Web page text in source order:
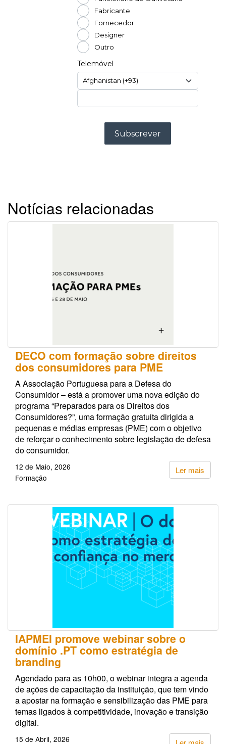
Notícias relacionadas
DECO com formação sobre direitos
dos consumidores para PME
A Associação Portuguesa para a Defesa do
Consumidor – está a promover uma nova edição do
programa “Preparados para os Direitos dos
Consumidores?”, uma formação gratuita dirigida a
pequenas e médias empresas (PME) com o objetivo
de reforçar o conhecimento sobre legislação de defesa
do consumidor.
Ler mais
12 de Maio, 2026
Formação
IAPMEI promove webinar sobre o
domínio .PT como estratégia de
branding
Agendado para as 10h00, o webinar integra a agenda
de ações de capacitação da instituição, que tem vindo
a apostar na formação e sensibilização das PME para
temas ligados à competitividade, inovação e transição
digital.
15 de Abril, 2026